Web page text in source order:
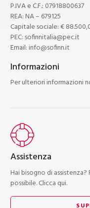
P.IVA e C.F.: 07918800637
REA: NA – 679125
Capitale sociale: €
PEC: sofinnitalia@pec.it
Email:info@sofinn.it
Informazioni
Per ulteriori informazioni
Assistenza
Hai bisogno di
possibile. Clicca qui.